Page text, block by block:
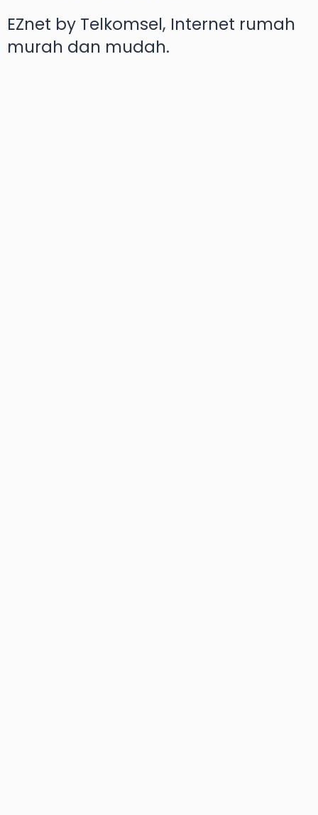
EZnet by Telkomsel, Internet rumah
murah dan mudah.